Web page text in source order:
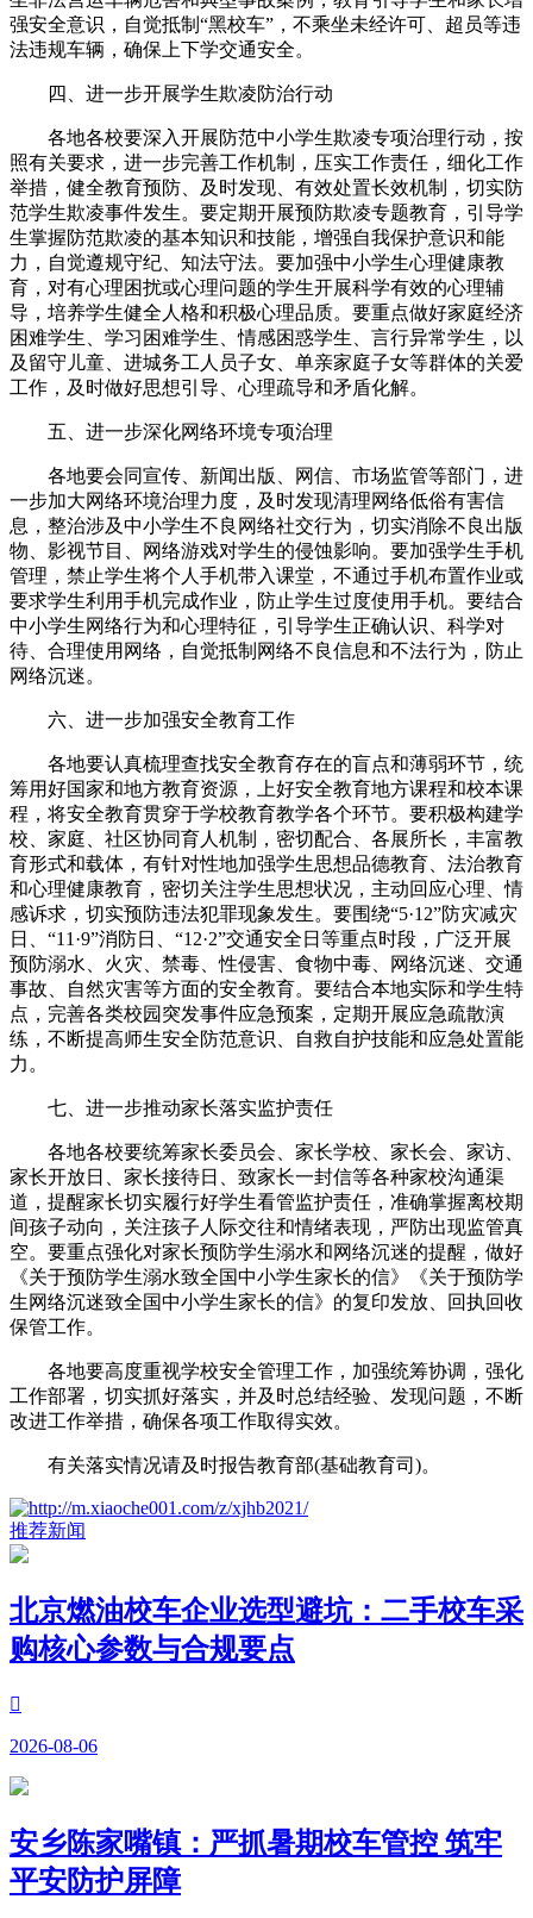
强安全意识，自觉抵制“黑校车”，不乘坐未经许可、超员等违
法违规车辆，确保上下学交通安全。
四、进一步开展学生欺凌防治行动
各地各校要深入开展防范中小学生欺凌专项治理行动，按
照有关要求，进一步完善工作机制，压实工作责任，细化工作
举措，健全教育预防、及时发现、有效处置长效机制，切实防
范学生欺凌事件发生。要定期开展预防欺凌专题教育，引导学
生掌握防范欺凌的基本知识和技能，增强自我保护意识和能
力，自觉遵规守纪、知法守法。要加强中小学生心理健康教
育，对有心理困扰或心理问题的学生开展科学有效的心理辅
导，培养学生健全人格和积极心理品质。要重点做好家庭经济
困难学生、学习困难学生、情感困惑学生、言行异常学生，以
及留守儿童、进城务工人员子女、单亲家庭子女等群体的关爱
工作，及时做好思想引导、心理疏导和矛盾化解。
五、进一步深化网络环境专项治理
各地要会同宣传、新闻出版、网信、市场监管等部门，进
一步加大网络环境治理力度，及时发现清理网络低俗有害信
息，整治涉及中小学生不良网络社交行为，切实消除不良出版
物、影视节目、网络游戏对学生的侵蚀影响。要加强学生手机
管理，禁止学生将个人手机带入课堂，不通过手机布置作业或
要求学生利用手机完成作业，防止学生过度使用手机。要结合
中小学生网络行为和心理特征，引导学生正确认识、科学对
待、合理使用网络，自觉抵制网络不良信息和不法行为，防止
网络沉迷。
六、进一步加强安全教育工作
各地要认真梳理查找安全教育存在的盲点和薄弱环节，统
筹用好国家和地方教育资源，上好安全教育地方课程和校本课
程，将安全教育贯穿于学校教育教学各个环节。要积极构建学
校、家庭、社区协同育人机制，密切配合、各展所长，丰富教
育形式和载体，有针对性地加强学生思想品德教育、法治教育
和心理健康教育，密切关注学生思想状况，主动回应心理、情
感诉求，切实预防违法犯罪现象发生。要围绕“5·12”防灾减灾
日、“11·9”消防日、“12·2”交通安全日等重点时段，广泛开展
预防溺水、火灾、禁毒、性侵害、食物中毒、网络沉迷、交通
事故、自然灾害等方面的安全教育。要结合本地实际和学生特
点，完善各类校园突发事件应急预案，定期开展应急疏散演
练，不断提高师生安全防范意识、自救自护技能和应急处置能
力。
七、进一步推动家长落实监护责任
各地各校要统筹家长委员会、家长学校、家长会、家访、
家长开放日、家长接待日、致家长一封信等各种家校沟通渠
道，提醒家长切实履行好学生看管监护责任，准确掌握离校期
间孩子动向，关注孩子人际交往和情绪表现，严防出现监管真
空。要重点强化对家长预防学生溺水和网络沉迷的提醒，做好
《关于预防学生溺水致全国中小学生家长的信》《关于预防学
生网络沉迷致全国中小学生家长的信》的复印发放、回执回收
保管工作。
各地要高度重视学校安全管理工作，加强统筹协调，强化
工作部署，切实抓好落实，并及时总结经验、发现问题，不断
改进工作举措，确保各项工作取得实效。
有关落实情况请及时报告教育部(基础教育司)。
推荐新闻
北京燃油校车企业选型避坑：二手校车采
购核心参数与合规要点

2026-08-06
安乡陈家嘴镇：严抓暑期校车管控 筑牢
平安防护屏障